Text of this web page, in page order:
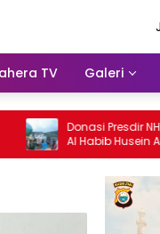
TV Galeri
Donasi Presdir NHM
Al Habib Husein Albaar